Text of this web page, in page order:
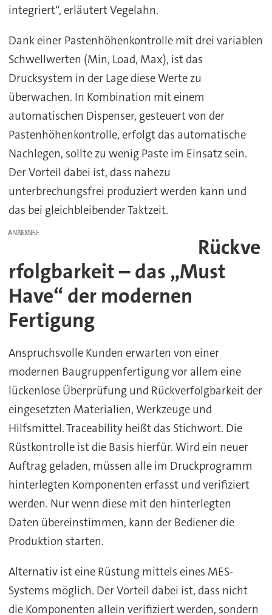
integriert“, erläutert Vegelahn.
Dank einer Pastenhöhenkontrolle mit drei variablen
Schwellwerten (Min, Load, Max), ist das
Drucksystem in der Lage diese Werte zu
überwachen. In Kombination mit einem
automatischen Dispenser, gesteuert von der
Pastenhöhenkontrolle, erfolgt das automatische
Nachlegen, sollte zu wenig Paste im Einsatz sein.
Der Vorteil dabei ist, dass nahezu
unterbrechungsfrei produziert werden kann und
das bei gleichbleibender Taktzeit.
ANZEIGE
Rückve
rfolgbarkeit – das „Must
Have“ der modernen
Fertigung
Anspruchsvolle Kunden erwarten von einer
modernen Baugruppenfertigung vor allem eine
lückenlose Überprüfung und Rückverfolgbarkeit der
eingesetzten Materialien, Werkzeuge und
Hilfsmittel. Traceability heißt das Stichwort. Die
Rüstkontrolle ist die Basis hierfür. Wird ein neuer
Auftrag geladen, müssen alle im Druckprogramm
hinterlegten Komponenten erfasst und verifiziert
werden. Nur wenn diese mit den hinterlegten
Daten übereinstimmen, kann der Bediener die
Produktion starten.
Alternativ ist eine Rüstung mittels eines MES-
Systems möglich. Der Vorteil dabei ist, dass nicht
die Komponenten allein verifiziert werden, sondern